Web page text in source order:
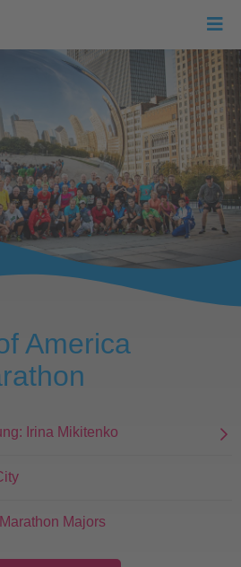
Irina Mikitenko
Majors
America